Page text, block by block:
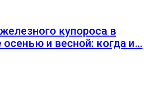
купороса в
осенью и весной: когда и…